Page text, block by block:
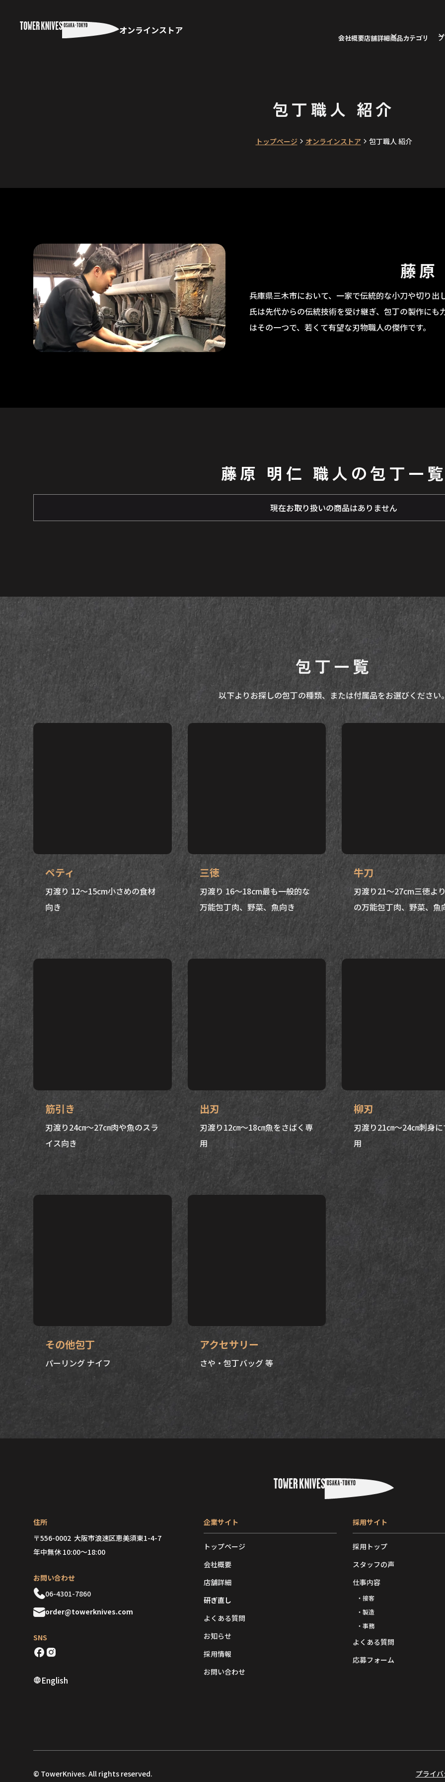
オンラインストア
会社概要店舗詳細商品カテゴリ
包丁職人 紹介
トップページ オンラインストア 包丁職人 紹介
藤原
兵庫県三木市において、一家で伝統的な小刀や切り
氏は先代からの伝統技術を受け継ぎ、包丁の製作に
はその一つで、若くて有望な刃物職人の傑作です。
藤原 明仁 職人の包丁一
現在お取り扱いの商品はありません
包丁一覧
以下よりお探しの包丁の種類、または付属品をお選びください
ペティ
刃渡り 12～15cm小さめの食材
向き
三徳
刃渡り 16～18cm最も一般的な
万能包丁肉、野菜、魚向き
牛刀
刃渡り21～27cm三徳よ
の万能包丁肉、野菜、魚
筋引き
刃渡り24㎝～27㎝肉や魚のスラ
イス向き
出刃
刃渡り12㎝～18㎝魚をさばく専
用
柳刃
刃渡り21㎝～24㎝刺身
用
その他包丁
パーリング ナイフ
アクセサリー
さや・包丁バッグ 等
住所
〒556-0002 大阪市浪速区恵美須東1-4-7
年中無休 10:00～18:00
お問い合わせ
06-4301-7860
order@towerknives.com
SNS
English
企業サイト
トップページ
会社概要
店舗詳細
研ぎ直し
よくある質問
お知らせ
採用情報
お問い合わせ
採用サイト
採用トップ
スタッフの声
仕事内容
・接客
・製造
・事務
よくある質問
応募フォーム
© TowerKnives. All rights reserved. プライ